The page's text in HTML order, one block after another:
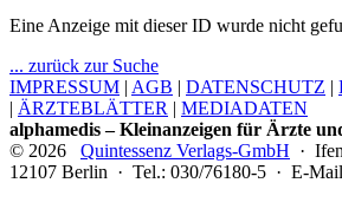
Eine Anzeige mit dieser ID wurde nicht
... zurück zur Suche
IMPRESSUM | AGB | DATENSCHUTZ |
| ÄRZTEBLÄTTER | MEDIADATEN
alphamedis – Kleinanzeigen für Ärzte
© 2026 Quintessenz Verlags-GmbH ·
12107 Berlin · Tel.: 030/76180-5 · E-